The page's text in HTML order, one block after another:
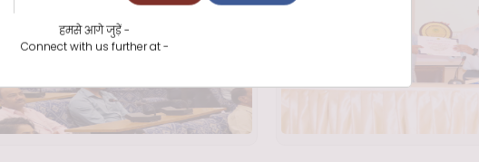
हमसे आगे जुड़ें -
Connect with us further at -